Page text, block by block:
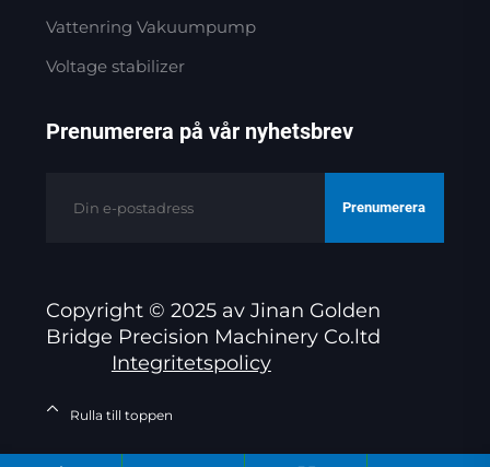
Vattenring Vakuumpump
Voltage stabilizer
Prenumerera på vår nyhetsbrev
Prenumerera
Copyright © 2025 av Jinan Golden
Bridge Precision Machinery Co.ltd
Integritetspolicy
Rulla till toppen